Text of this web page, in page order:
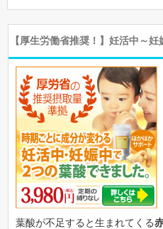
【厚生労働省推奨！】妊活中～
葉酸が不足すると生まれてくる